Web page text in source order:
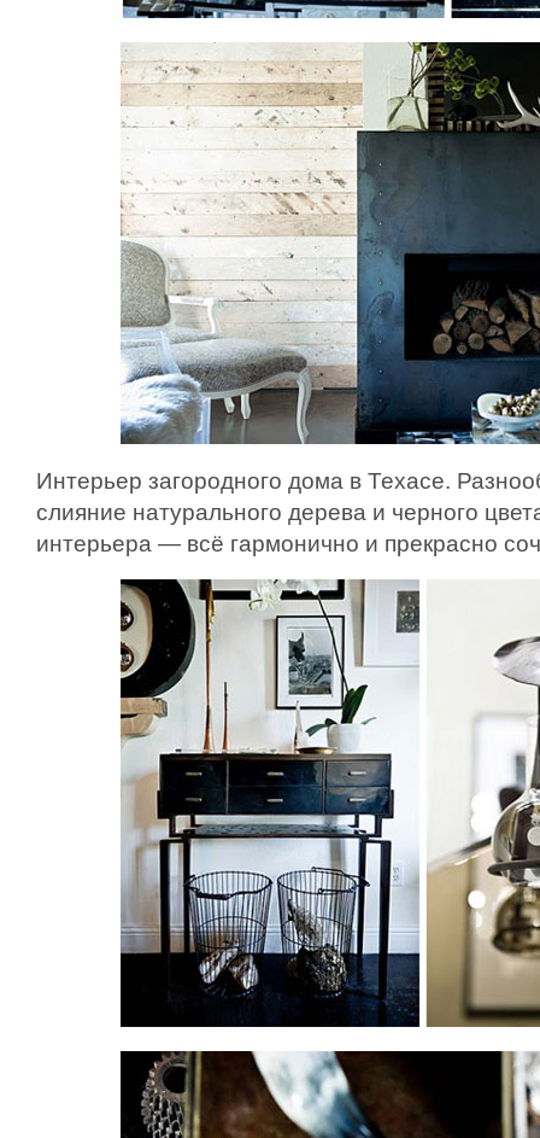
Интерьер загородного дома в Техасе.
слияние натурального дерева и черного
интерьера — всё гармонично и прекрасно